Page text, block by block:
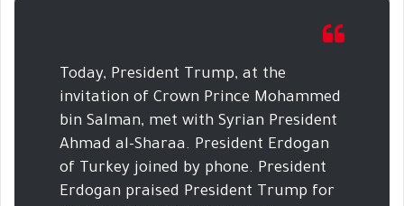
Today, President Trump, at the
invitation of Crown Prince Mohammed
bin Salman, met with Syrian President
Ahmad al-Sharaa. President Erdogan
of Turkey joined by phone. President
Erdogan praised President Trump for